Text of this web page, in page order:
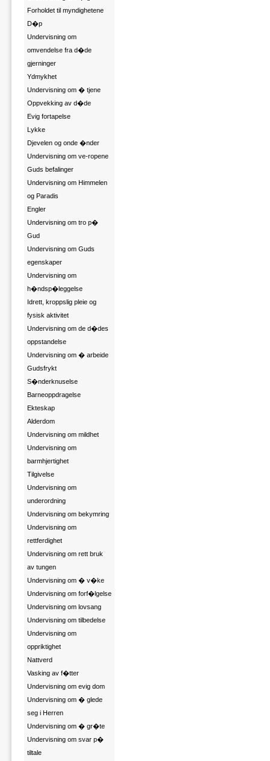
Forholdet til myndighetene
D�p
Undervisning om
omvendelse fra d�de
gjerninger
Ydmykhet
Undervisning om � tjene
Oppvekking av d�de
Evig fortapelse
Lykke
Djevelen og onde �nder
Undervisning om ve-ropene
Guds befalinger
Undervisning om Himmelen
og Paradis
Engler
Undervisning om tro p�
Gud
Undervisning om Guds
egenskaper
Undervisning om
h�ndsp�leggelse
Idrett, kroppslig pleie og
fysisk aktivitet
Undervisning om de d�des
oppstandelse
Undervisning om � arbeide
Gudsfrykt
S�nderknuselse
Barneoppdragelse
Ekteskap
Alderdom
Undervisning om mildhet
Undervisning om
barmhjertighet
Tilgivelse
Undervisning om
underordning
Undervisning om bekymring
Undervisning om
rettferdighet
Undervisning om rett bruk
av tungen
Undervisning om � v�ke
Undervisning om forf�lgelse
Undervisning om lovsang
Undervisning om tilbedelse
Undervisning om
oppriktighet
Nattverd
Vasking av f�tter
Undervisning om evig dom
Undervisning om � glede
seg i Herren
Undervisning om � gr�te
Undervisning om svar p�
tiltale